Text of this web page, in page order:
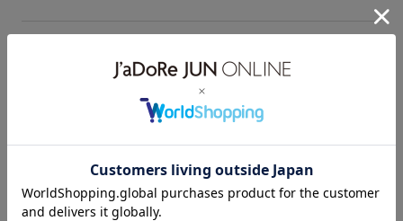
サイズ・素材・お手入れ方法
ジャケット ダウン